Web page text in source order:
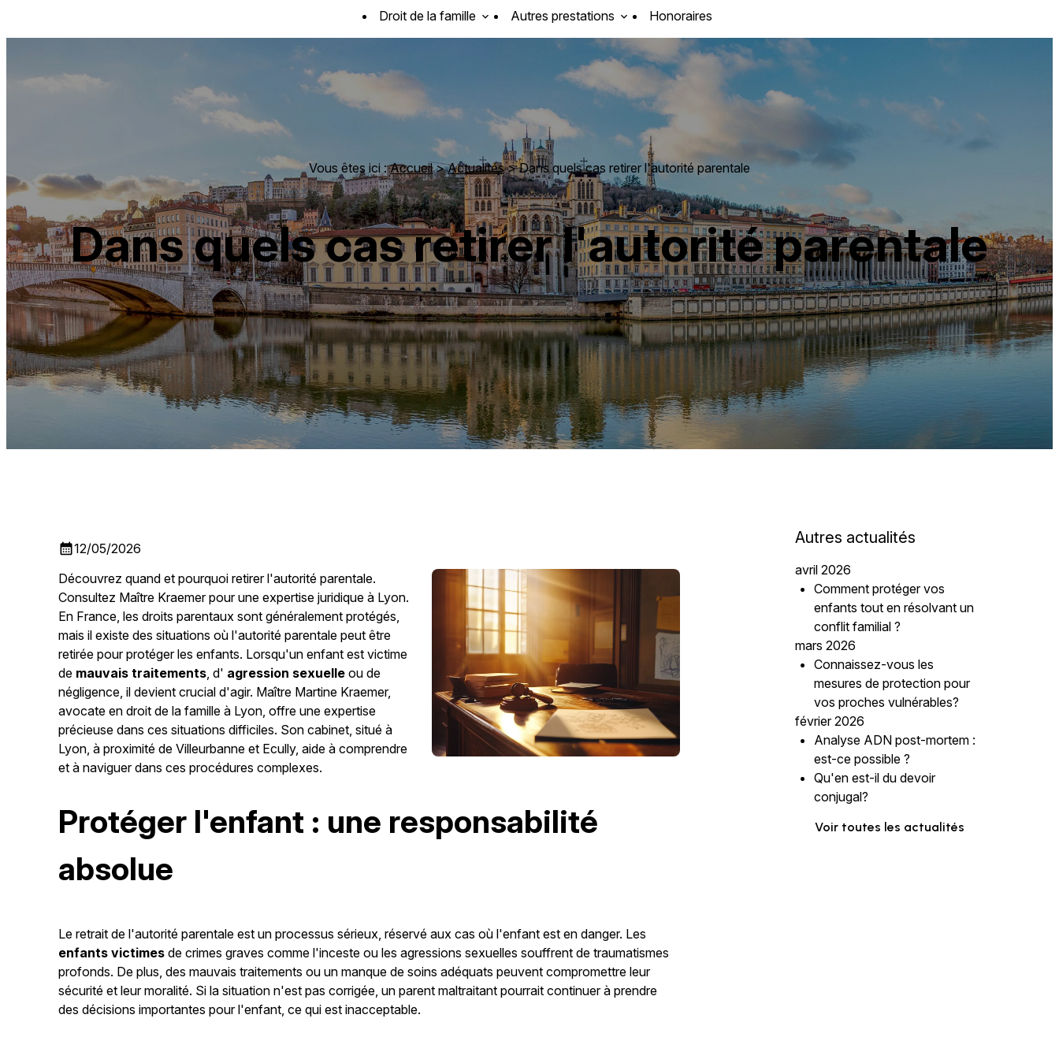
Droit de la famille Autres prestations Honoraires
Vous êtes ici : Accueil>Actualités> Dans quels cas retirer l'autorité parentale
Dans quels cas retirer l'autorité parentale
calendar_month12/05/2026
Découvrez quand et pourquoi retirer l'autorité parentale.
Consultez Maître Kraemer pour une expertise juridique à Lyon.
En France, les droits parentaux sont généralement protégés,
mais il existe des situations où l'autorité parentale peut être
retirée pour protéger les enfants. Lorsqu'un enfant est victime
de mauvais traitements, d' agression sexuelle ou de
négligence, il devient crucial d'agir. Maître Martine Kraemer,
avocate en droit de la famille à Lyon, offre une expertise
précieuse dans ces situations difficiles. Son cabinet, situé à
Lyon, à proximité de Villeurbanne et Ecully, aide à comprendre
et à naviguer dans ces procédures complexes.
Protéger l'enfant : une responsabilité
absolue
Le retrait de l'autorité parentale est un processus sérieux, réservé aux cas où l'enfant est en danger. Les
enfants victimes de crimes graves comme l'inceste ou les agressions sexuelles souffrent de traumatismes
profonds. De plus, des mauvais traitements ou un manque de soins adéquats peuvent compromettre leur
sécurité et leur moralité. Si la situation n'est pas corrigée, un parent maltraitant pourrait continuer à prendre
des décisions importantes pour l'enfant, ce qui est inacceptable.
Autres actualités
avril 2026
Comment protéger vos
enfants tout en résolvant un
conflit familial ?
mars 2026
Connaissez-vous les
mesures de protection pour
vos proches vulnérables?
février 2026
Analyse ADN post-mortem :
est-ce possible ?
Qu'en est-il du devoir
conjugal?
Voir toutes les actualités